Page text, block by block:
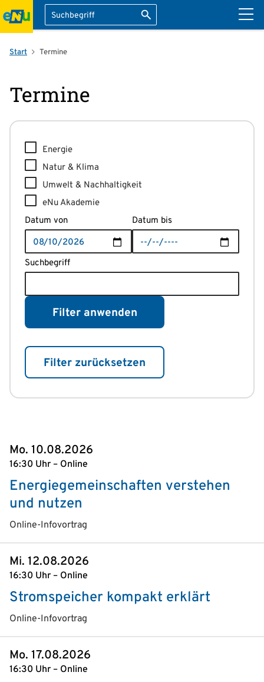
Suche Suche starten
überspringen
Start Termine
Termine
Energie
Natur & Klima
Umwelt & Nachhaltigkeit
eNu Akademie
Datum von
Datum bis
Suchbegriff
Filter anwenden
Filter zurücksetzen
Mo. 10.08.2026
16:30 Uhr – Online
Energiegemeinschaften verstehen
und nutzen
Online-Infovortrag
Mi. 12.08.2026
16:30 Uhr – Online
Stromspeicher kompakt erklärt
Online-Infovortrag
Mo. 17.08.2026
16:30 Uhr – Online